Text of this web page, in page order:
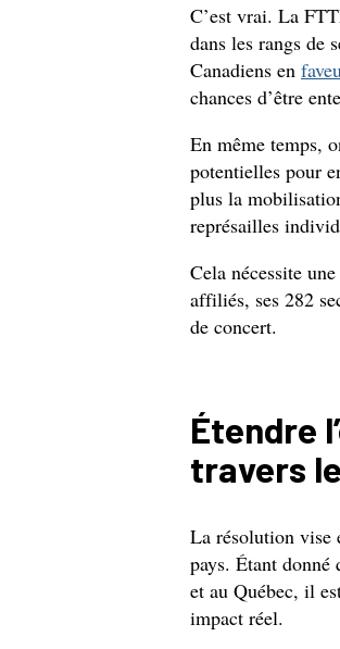
C’est vrai. La
dans les rangs de
Canadiens en
chances d’être
En même temps,
potentielles pour
plus la
représailles
Cela nécessite
affiliés, ses 282
de concert.
Étendre
travers
La résolution vise
pays. Étant donné
et au Québec, il
impact réel.